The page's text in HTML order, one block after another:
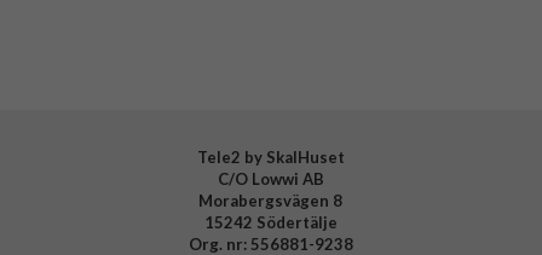
Tele2 by SkalHuset
C/O Lowwi AB
Morabergsvägen 8
15242 Södertälje
Org. nr: 556881-9238